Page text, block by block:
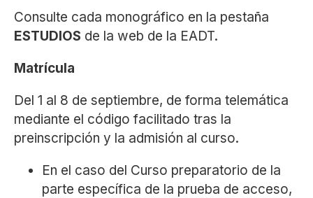
Consulte cada monográfico en la pestaña
ESTUDIOS de la web de la EADT.
Matrícula
Del 1 al 8 de septiembre, de forma telemática
mediante el código facilitado tras la
preinscripción y la admisión al curso.
En el caso del Curso preparatorio de la
parte específica de la prueba de acceso,